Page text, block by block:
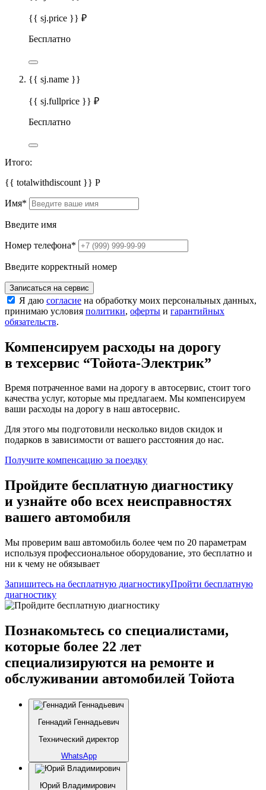
{{ sj.price }} ₽
Бесплатно
{{ sj.name }}
{{ sj.fullprice }} ₽
Бесплатно
Итого:
{{ totalwithdiscount }} Р
Имя*
Введите имя
Номер телефона*
Введите корректный номер
Записаться на сервис
Я даю согласие на обработку моих персональных данных,
принимаю условия политики, оферты и гарантийных
обязательств.
Компенсируем расходы на дорогу
в техсервис “Тойота-Электрик”
Время потраченное вами на дорогу в автосервис, стоит того
качества услуг, которые мы предлагаем. Мы компенсируем
ваши расходы на дорогу в наш автосервис.
Для этого мы подготовили несколько видов скидок и
подарков в зависимости от вашего расстояния до нас.
Получите компенсацию за поездку
Пройдите бесплатную диагностику
и узнайте обо всех неисправностях
вашего автомобиля
Мы проверим ваш автомобиль более чем по 20 параметрам
используя профессиональное оборудование, это бесплатно и
ни к чему не обязывает
Запишитесь на бесплатную диагностикуПройти бесплатную
диагностику
Познакомьтесь со специалистами,
которые более 22 лет
специализируются на ремонте и
обслуживании автомобилей Тойота
Геннадий Геннадьевич
Технический директор
WhatsApp
Юрий Владимирович